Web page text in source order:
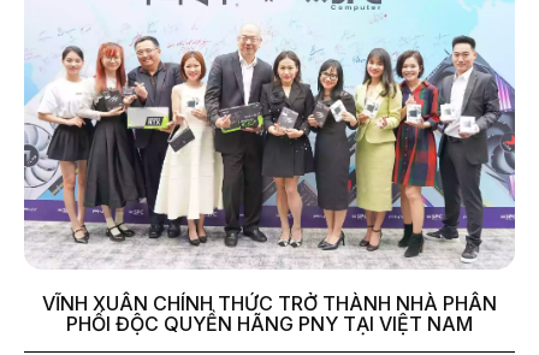
VĨNH XUÂN CHÍNH THỨC TRỞ THÀNH NHÀ PHÂN
PHỐI ĐỘC QUYỀN HÃNG PNY TẠI VIỆT NAM